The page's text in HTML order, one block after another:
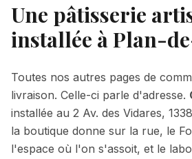
Une pâtisserie
installée à Plan-
Toutes nos autres pages de
livraison. Celle-ci parle d'adresse.
installée au 2 Av. des Vidares,
la boutique donne sur la rue, le
l'espace où l'on s'assoit, et le